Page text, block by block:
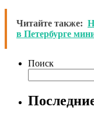
Читайте также:
в Петербурге
Поиск